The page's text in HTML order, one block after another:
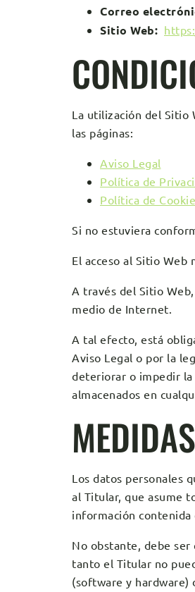
Correo
Sitio Web:
La utilización del Sitio
las páginas:
Aviso Legal
Política de
Política de
Si no estuviera
El acceso al Sitio
A través del Sitio
medio de Internet.
A tal efecto, está
Aviso Legal o por la
deteriorar o impedir la
almacenados en
Los datos personales
al Titular, que asume
información contenida
No obstante, debe
tanto el Titular no
(software y hardware)